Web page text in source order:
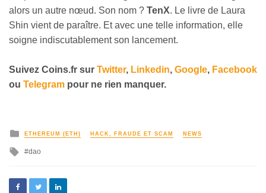
alors un autre nœud. Son nom ? TenX. Le livre de Laura
Shin vient de paraître. Et avec une telle information, elle
soigne indiscutablement son lancement.
Suivez Coins.fr sur Twitter, Linkedin, Google, Facebook
ou Telegram pour ne rien manquer.
ETHEREUM (ETH) HACK, FRAUDE ET SCAM NEWS
dao